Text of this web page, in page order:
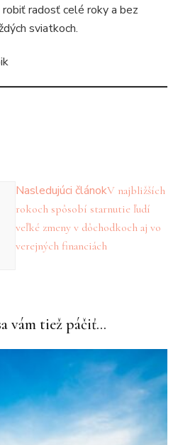
radosť celé roky a bez
sviatkoch.
Nasledujúci článokV najbližších
rokoch spôsobí starnutie ľudí
veľké zmeny v dôchodkoch aj vo
verejných financiách
vám tiež páčiť...